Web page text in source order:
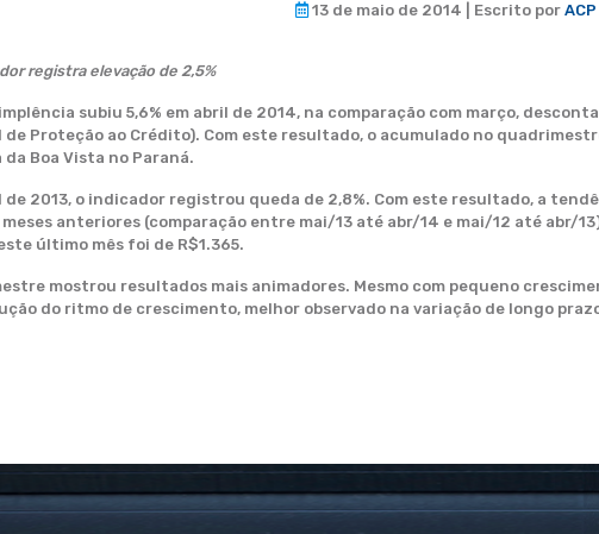
13 de maio de 2014 | Escrito por ACP
registra elevação de 2,5%
subiu 5,6% em abril de 2014, na comparação com março,
de Proteção ao Crédito). Com este resultado, o acumulado no
Boa Vista no Paraná.
de 2013, o indicador registrou queda de 2,8%. Com este resultado, a
meses anteriores (comparação entre mai/13 até abr/14 e mai/12 até abr/
último mês foi de R$1.365.
mostrou resultados mais animadores. Mesmo com pequeno
do ritmo de crescimento, melhor observado na variação de longo